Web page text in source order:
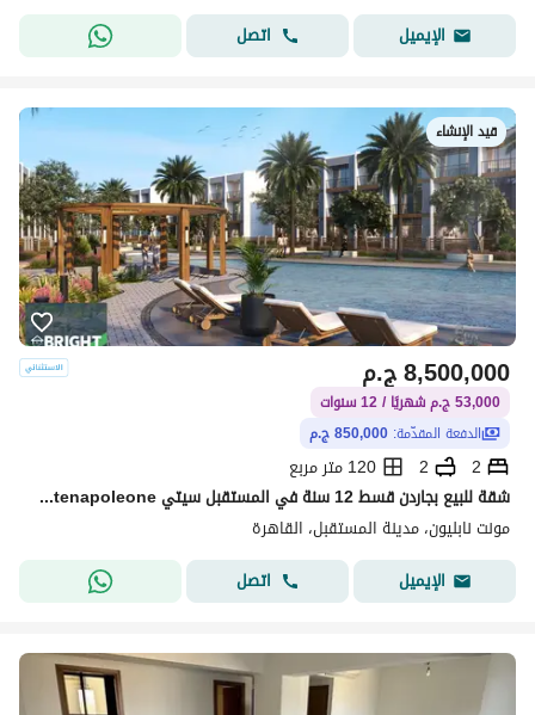
الإيميل
اتصل
قيد الإنشاء
ج.م8,500,000
53,000 ج.م شهريًا / 12 سنوات
الدفعة المقدّمة: 850,000 ج.م
2
2
120 متر مربع
شقة للبيع بجاردن قسط 12 سنة في المستقبل سيتي Montenapoleone
مونت نابليون، مدينة المستقبل، القاهرة
الإيميل
اتصل